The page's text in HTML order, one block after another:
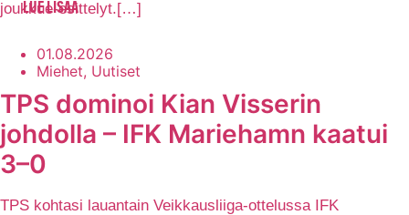
joukkue-esittelyt.[…]
LUE LISÄÄ
01.08.2026
Miehet, Uutiset
TPS dominoi Kian Visserin
johdolla – IFK Mariehamn kaatui
3–0
TPS kohtasi lauantain Veikkausliiga-ottelussa IFK